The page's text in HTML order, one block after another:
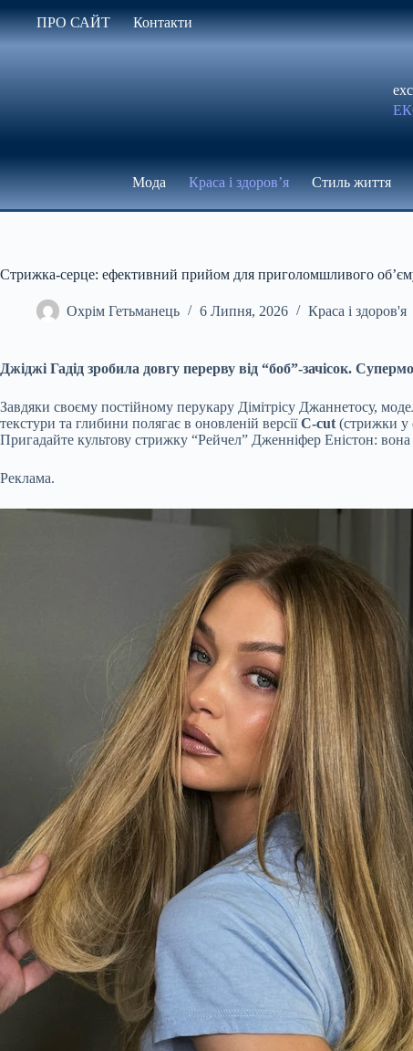
до
вмісту
ПРО САЙТ Контакти
Мода Краса і здоров’я Стиль життя
Стрижка-серце: ефективний прийом для приголомшливого
Охрім Гетьманець 6 Липня, 2026 Краса і здоров'я
Джіджі Гадід зробила довгу перерву від “боб”-зачісок.
Завдяки своєму постійному перукару Дімітрісу Джаннетосу,
текстури та глибини полягає в оновленій версіїC-cut (стрижки у
Пригадайте культову стрижку “Рейчел” Дженніфер Еністон:
Реклама.